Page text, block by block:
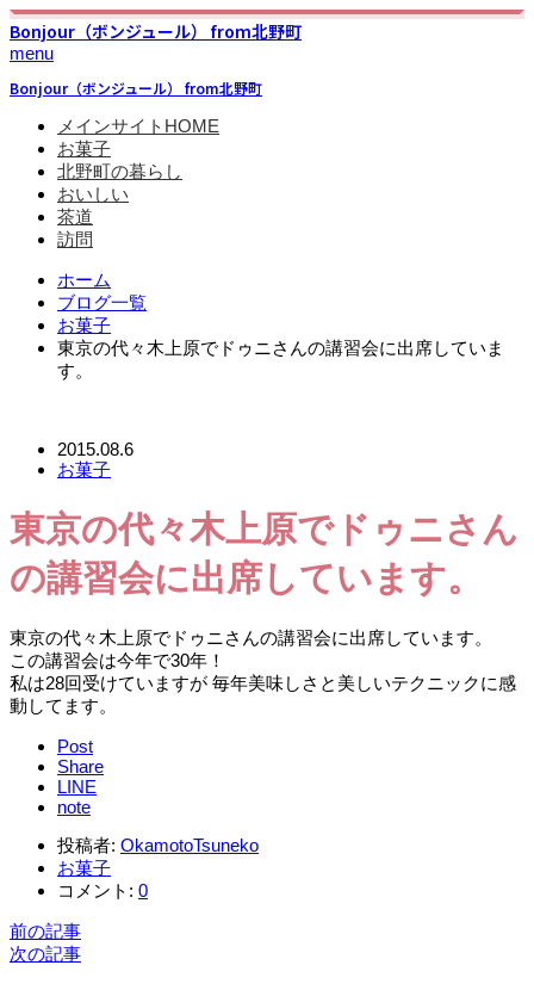
Bonjour（ボンジュール） from北野町
menu
Bonjour（ボンジュール） from北野町
メインサイトHOME
お菓子
北野町の暮らし
おいしい
茶道
訪問
ホーム
ブログ一覧
お菓子
東京の代々木上原でドゥニさんの講習会に出席していま
す。
2015.08.6
お菓子
東京の代々木上原でドゥニさん
の講習会に出席しています。
東京の代々木上原でドゥニさんの講習会に出席しています。
この講習会は今年で30年！
私は28回受けていますが 毎年美味しさと美しいテクニックに感
動してます。
Post
Share
LINE
note
投稿者: OkamotoTsuneko
お菓子
コメント: 0
前の記事
次の記事